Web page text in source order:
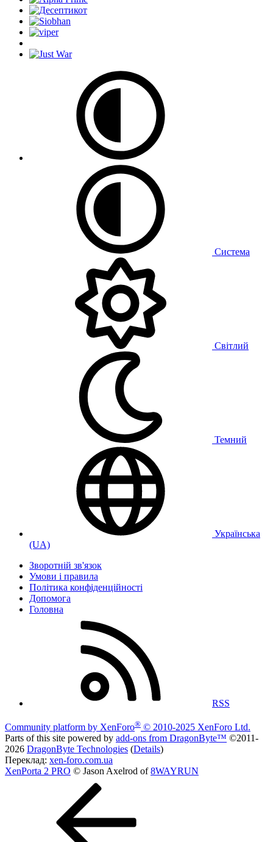
Система
Світлий
Темний
Українська
(UA)
Зворотній зв'язок
Умови і правила
Політика конфіденційності
Дoпoмoга
Головна
RSS
Community platform by XenForo® © 2010-2025 XenForo Ltd.
Parts of this site powered by add-ons from DragonByte™ ©2011-
2026 DragonByte Technologies (Details)
Переклад: xen-foro.com.ua
XenPorta 2 PRO © Jason Axelrod of8WAYRUN